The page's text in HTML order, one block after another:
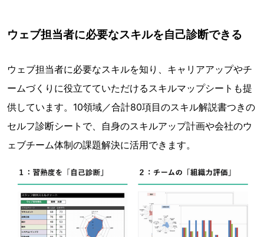
ウェブ担当者に必要なスキルを自己診断できる
ウェブ担当者に必要なスキルを知り、キャリアアップやチ
ームづくりに役立てていただけるスキルマップシートも提
供しています。10領域／合計80項目のスキル解説書つきの
セルフ診断シートで、自身のスキルアップ計画や会社のウ
ェブチーム体制の課題解決に活用できます。